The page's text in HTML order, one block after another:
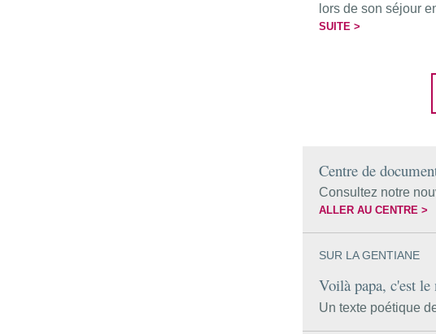
lors de son séjour
SUITE >
Centre de
Consultez notre
ALLER AU CENTRE >
SUR LA GENTIANE
Voilà papa, c'est
Un texte poétique